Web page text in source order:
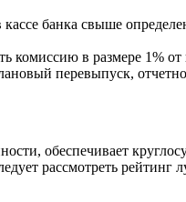
банка свыше
комиссию в размере 1%
перевыпуск,
обеспечивает
рассмотреть